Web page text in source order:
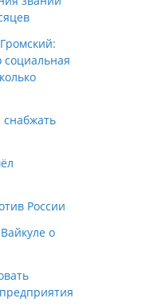
социальная
снабжать
России
о